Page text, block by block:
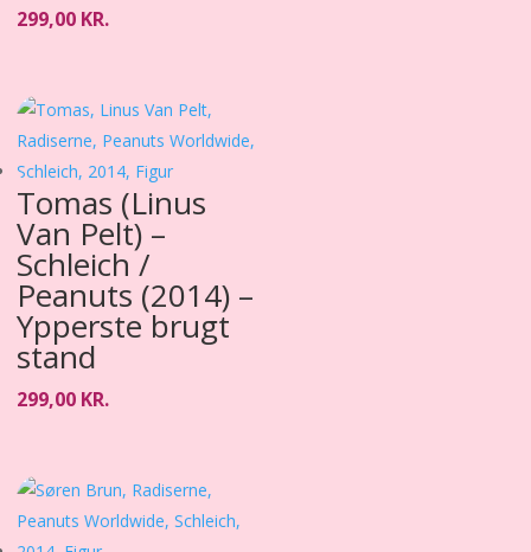
299,00 KR.
Tomas (Linus
Van Pelt) –
Schleich /
Peanuts (2014) –
Ypperste brugt
stand
299,00 KR.